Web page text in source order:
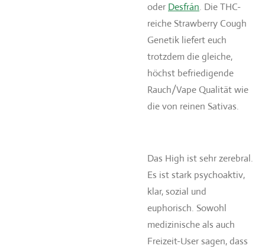
oder Desfrán. Die THC-
reiche Strawberry Cough
Genetik liefert euch
trotzdem die gleiche,
höchst befriedigende
Rauch/Vape Qualität wie
die von reinen Sativas.
Das High ist sehr zerebral.
Es ist stark psychoaktiv,
klar, sozial und
euphorisch. Sowohl
medizinische als auch
Freizeit-User sagen, dass